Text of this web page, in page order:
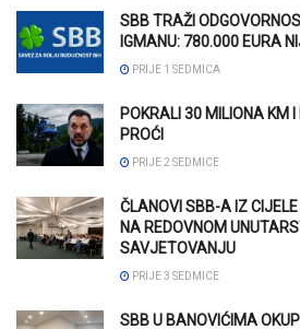
SBB TRAŽI
IGMANU: 780.000 EURA
PRIJE 1 SEDMICA
POKRALI 30 MILIONA KM
PROĆI
PRIJE 2 SEDMICE
ČLANOVI SBB-A IZ CIJELE
NA REDOVNOM
SAVJETOVANJU
PRIJE 3 SEDMICE
SBB U BANOVIĆIMA